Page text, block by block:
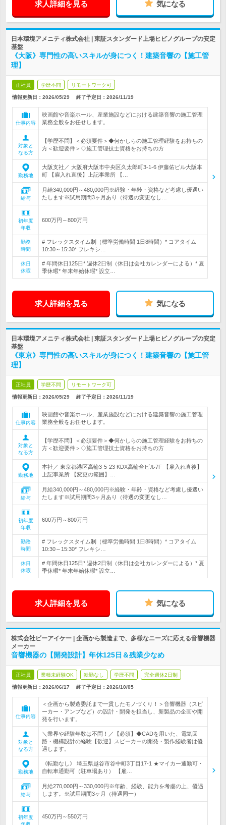
求人詳細を見る 気になる
日本環境アメニティ株式会社 | 東証スタンダード上場ヒビノグループの安定
基盤
《大阪》専門性の高いスキルが身につく！建築音響の【施工管
理】
正社員 学歴不問 リモートワーク可
情報更新日：2026/05/29 終了予定日： 2026/11/19
仕事内容
映画館や音楽ホール、産業施設などにおける建築音響の施工管理
業務全般をお任せします。
対象と
なる方
【学歴不問】＜必須要件＞◆何かしらの施工管理経験をお持ちの
方＜歓迎要件＞◇施工管理技士資格をお持ちの方
勤務地
大阪支社／ 大阪府大阪市中央区久太郎町3-1-6 伊藤佑ビル大阪本
町 【雇入れ直後】上記事業所 【…
給与
月給340,000円～480,000円※経験・年齢・資格など考慮し優遇い
たします※試用期間3ヶ月あり（待遇の変更なし…
初年度
年収
600万円～800万円
勤務
時間
# フレックスタイム制（標準労働時間 1日8時間）* コアタイム
10:30～15:30* フレキシ…
休日
休暇
# 年間休日125日* 週休2日制（休日は会社カレンダーによる）* 夏
季休暇* 年末年始休暇* 設立…
求人詳細を見る 気になる
日本環境アメニティ株式会社 | 東証スタンダード上場ヒビノグループの安定
基盤
《東京》専門性の高いスキルが身につく！建築音響の【施工管
理】
正社員 学歴不問 リモートワーク可
情報更新日：2026/05/29 終了予定日： 2026/11/19
仕事内容
映画館や音楽ホール、産業施設などにおける建築音響の施工管理
業務全般をお任せします。
対象と
なる方
【学歴不問】＜必須要件＞◆何かしらの施工管理経験をお持ちの
方＜歓迎要件＞◇施工管理技士資格をお持ちの方
勤務地
本社／ 東京都港区高輪3-5-23 KDX高輪台ビル7F 【雇入れ直後】
上記事業所 【変更の範囲】…
給与
月給340,000円～480,000円※経験・年齢・資格など考慮し優遇い
たします※試用期間3ヶ月あり（待遇の変更なし…
初年度
年収
600万円～800万円
勤務
時間
# フレックスタイム制（標準労働時間 1日8時間）* コアタイム
10:30～15:30* フレキシ…
休日
休暇
# 年間休日125日* 週休2日制（休日は会社カレンダーによる）* 夏
季休暇* 年末年始休暇* 設立…
求人詳細を見る 気になる
株式会社ビーアイケー | 企画から製造まで、多様なニーズに応える音響機器
メーカー
音響機器の【開発設計】年休125日＆残業少なめ
正社員 業種未経験OK 転勤なし 学歴不問 完全週休2日制
情報更新日：2026/06/17 終了予定日： 2026/10/05
仕事内容
＜企画から製造委託まで一貫したモノづくり！＞音響機器（スピ
ーカー・アンプなど）の設計・開発を担当し、新製品の企画や開
発を行います。
対象と
なる方
＼業界や経験年数は不問！／【必須】◆CADを用いた、電気回
路・機構設計の経験【歓迎】スピーカーの開発・製作経験者は優
遇します。
勤務地
《転勤なし》 埼玉県越谷市谷中町3丁目17-1 ★マイカー通勤可・
自転車通勤可（駐車場あり） 【雇…
給与
月給270,000円～330,000円※年齢、経験、能力を考慮の上、優遇
します。※試用期間3ヶ月（待遇同一）
初年度
450万円～550万円